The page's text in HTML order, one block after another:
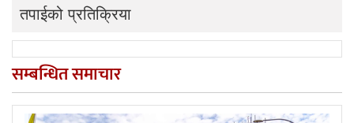
तपाईको प्रतिक्रिया
सम्बन्धित समाचार